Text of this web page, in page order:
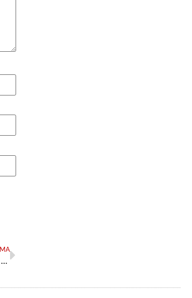
A pandemia e a luta de classes na América Latina